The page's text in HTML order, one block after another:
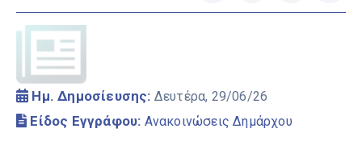
Ημ. Δημοσίευσης: Δευτέρα, 29/06/26
Είδος Εγγράφου: Ανακοινώσεις Δημάρχου